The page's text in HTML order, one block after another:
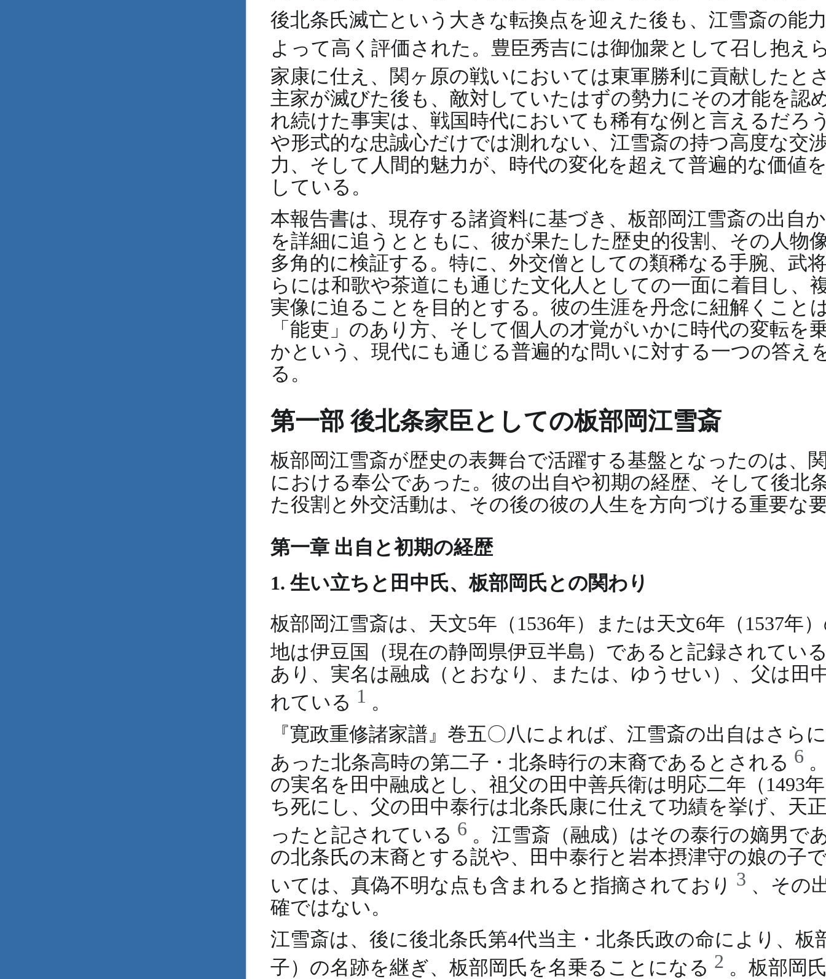
後北条氏滅亡という大きな転換点を迎えた後も、江雪斎の能
よって高く評価された。豊臣秀吉には御伽衆として召し抱え
家康に仕え、関ヶ原の戦いにおいては東軍勝利に貢献したと
主家が滅びた後も、敵対していたはずの勢力にその才能を認
れ続けた事実は、戦国時代においても稀有な例と言えるだろ
や形式的な忠誠心だけでは測れない、江雪斎の持つ高度な交
力、そして人間的魅力が、時代の変化を超えて普遍的な価値
している。
本報告書は、現存する諸資料に基づき、板部岡江雪斎の出自
を詳細に追うとともに、彼が果たした歴史的役割、その人物
多角的に検証する。特に、外交僧としての類稀なる手腕、武
らには和歌や茶道にも通じた文化人としての一面に着目し、
実像に迫ることを目的とする。彼の生涯を丹念に紐解くこと
「能吏」のあり方、そして個人の才覚がいかに時代の変転を
かという、現代にも通じる普遍的な問いに対する一つの答え
る。
第一部 後北条家臣としての板部岡江雪斎
板部岡江雪斎が歴史の表舞台で活躍する基盤となったのは、
における奉公であった。彼の出自や初期の経歴、そして後北
た役割と外交活動は、その後の彼の人生を方向づける重要な
第一章 出自と初期の経歴
1. 生い立ちと田中氏、板部岡氏との関わり
板部岡江雪斎は、天文5年（1536年）または天文6年（1537年
地は伊豆国（現在の静岡県伊豆半島）であると記録されてい
あり、実名は融成（とおなり、または、ゆうせい）、父は田
れている 1 。
『寛政重修諸家譜』巻五〇八によれば、江雪斎の出自はさら
あった北条高時の第二子・北条時行の末裔であるとされる 6
の実名を田中融成とし、祖父の田中善兵衛は明応二年（1493
ち死にし、父の田中泰行は北条氏康に仕えて功績を挙げ、天
ったと記されている 6 。江雪斎（融成）はその泰行の嫡男で
の北条氏の末裔とする説や、田中泰行と岩本摂津守の娘の子
いては、真偽不明な点も含まれると指摘されており 3 、その
確ではない。
江雪斎は、後に後北条氏第4代当主・北条氏政の命により、板
子）の名跡を継ぎ、板部岡氏を名乗ることになる 2 。板部岡